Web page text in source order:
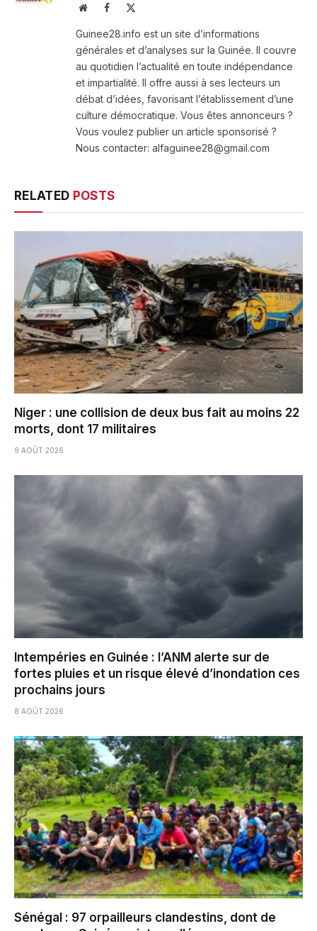
WebsiteFacebook
Guinee28.info est un site d’informations
générales et d’analyses sur la Guinée. Il couvre
au quotidien l’actualité en toute indépendance
et impartialité. Il offre aussi à ses lecteurs un
débat d’idées, favorisant l’établissement d’une
culture démocratique. Vous êtes annonceurs ?
Vous voulez publier un article sponsorisé ?
Nous contacter: alfaguinee28@gmail.com
RELATED POSTS
Niger : une collision de deux bus fait au moins 22
morts, dont 17 militaires
9 AOÛT 2026
Intempéries en Guinée : l’ANM alerte sur de
fortes pluies et un risque élevé d’inondation ces
prochains jours
8 AOÛT 2026
Sénégal : 97 orpailleurs clandestins, dont de